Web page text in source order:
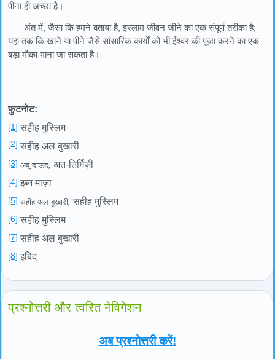
पीना ही अच्छा है।
अंत में, जैसा कि हमने बताया है, इस्लाम जीवन जीने का एक संपूर्ण तरीका है;
यहां तक ​​कि खाने या पीने जैसे सांसारिक कार्यों को भी ईश्वर की पूजा करने का एक
बड़ा मौका माना जा सकता है।
फुटनोट:
[1] सहीह मुस्लिम
[2] सहीह अल बुखारी
[3] अबू दाऊद, अत-तिर्मिज़ी
[4] इब्न माज़ा
[5] सहीह अल बुखारी, सहीह मुस्लिम
[6] सहीह मुस्लिम
[7] सहीह अल बुखारी
[8] इबिद
प्रश्नोत्तरी और त्वरित नेविगेशन
अब प्रश्नोत्तरी करें!